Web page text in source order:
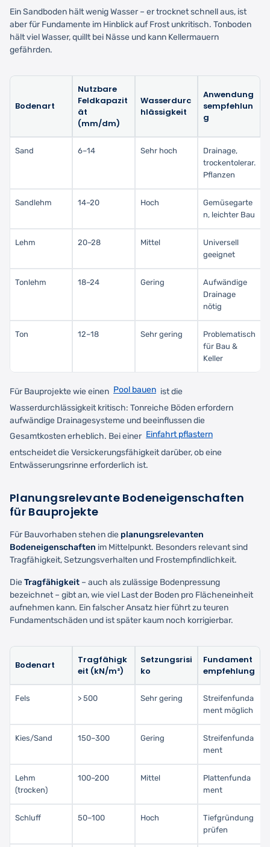
Ein Sandboden hält wenig Wasser – er trocknet schnell aus, ist
aber für Fundamente im Hinblick auf Frost unkritisch. Tonboden
hält viel Wasser, quillt bei Nässe und kann Kellermauern
gefährden.
Bodenart
Nutzbare
Feldkapazit
ät
(mm/dm)
Wasserdurc
hlässigkeit
Anwendung
sempfehlun
g
Sand 6–14 Sehr hoch
Drainage,
trockentolerar.
Pflanzen
Sandlehm 14–20 Hoch
Gemüsegarte
n, leichter Bau
Lehm 20–28 Mittel
Universell
geeignet
Tonlehm 18–24 Gering
Aufwändige
Drainage
nötig
Ton 12–18 Sehr gering
Problematisch
für Bau &
Keller
Für Bauprojekte wie einen Pool bauen ist die
Wasserdurchlässigkeit kritisch: Tonreiche Böden erfordern
aufwändige Drainagesysteme und beeinflussen die
Gesamtkosten erheblich. Bei einer Einfahrt pflastern
entscheidet die Versickerungsfähigkeit darüber, ob eine
Entwässerungsrinne erforderlich ist.
Planungsrelevante Bodeneigenschaften
für Bauprojekte
Für Bauvorhaben stehen die planungsrelevanten
Bodeneigenschaften im Mittelpunkt. Besonders relevant sind
Tragfähigkeit, Setzungsverhalten und Frostempfindlichkeit.
DieTragfähigkeit – auch als zulässige Bodenpressung
bezeichnet – gibt an, wie viel Last der Boden pro Flächeneinheit
aufnehmen kann. Ein falscher Ansatz hier führt zu teuren
Fundamentschäden und ist später kaum noch korrigierbar.
Bodenart
Tragfähigk
eit (kN/m²)
Setzungsrisi
ko
Fundament
empfehlung
Fels > 500 Sehr gering
Streifenfunda
ment möglich
Kies/Sand 150–300 Gering
Streifenfunda
ment
Lehm
(trocken)
100–200 Mittel
Plattenfunda
ment
Schluff 50–100 Hoch
Tiefgründung
prüfen